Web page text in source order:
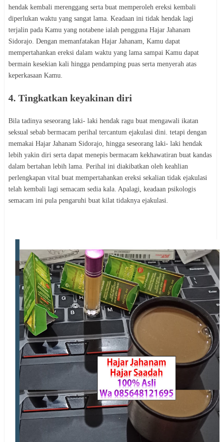
hendak kembali merenggang serta buat memperoleh ereksi kembali
diperlukan waktu yang sangat lama. Keadaan ini tidak hendak lagi
terjalin pada Kamu yang notabene ialah pengguna Hajar Jahanam
Sidorajo. Dengan memanfatakan Hajar Jahanam, Kamu dapat
mempertahankan ereksi dalam waktu yang lama sampai Kamu dapat
bermain kesekian kali hingga pendamping puas serta menyerah atas
keperkasaan Kamu.
4. Tingkatkan keyakinan diri
Bila tadinya seseorang laki- laki hendak ragu buat mengawali ikatan
seksual sebab bermacam perihal tercantum ejakulasi dini. tetapi dengan
memakai Hajar Jahanam Sidorajo, hingga seseorang laki- laki hendak
lebih yakin diri serta dapat menepis bermacam kekhawatiran buat kandas
dalam bertahan lebih lama. Perihal ini diakibatkan oleh keahlian
perlengkapan vital buat mempertahankan ereksi sekalian tidak ejakulasi
telah kembali lagi semacam sedia kala. Apalagi, keadaan psikologis
semacam ini pula pengaruhi buat kilat tidaknya ejakulasi.